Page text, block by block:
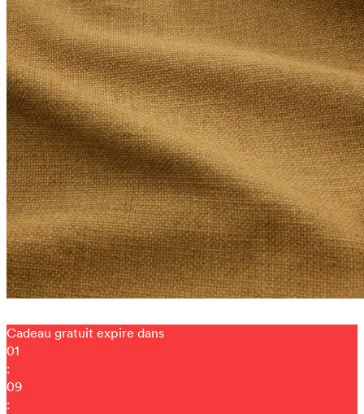
Cadeau gratuit expire dans
01
:
09
: